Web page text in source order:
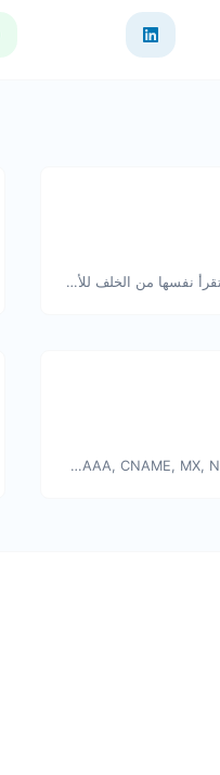
تحقق إن كانت كلمة أو عبارة تقرأ نفسها من الخلف للأمام.
اكتشف سجلات A, AAAA, CNAME, MX, NS, TXT, SOA لنطاق أو مضيف.